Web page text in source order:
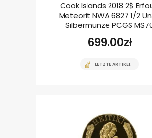
Cook Islands 2018 2$
Meteorit NWA 6827 1/2
Silbermünze PCGS
699.00zł
LETZTE ARTIKEL